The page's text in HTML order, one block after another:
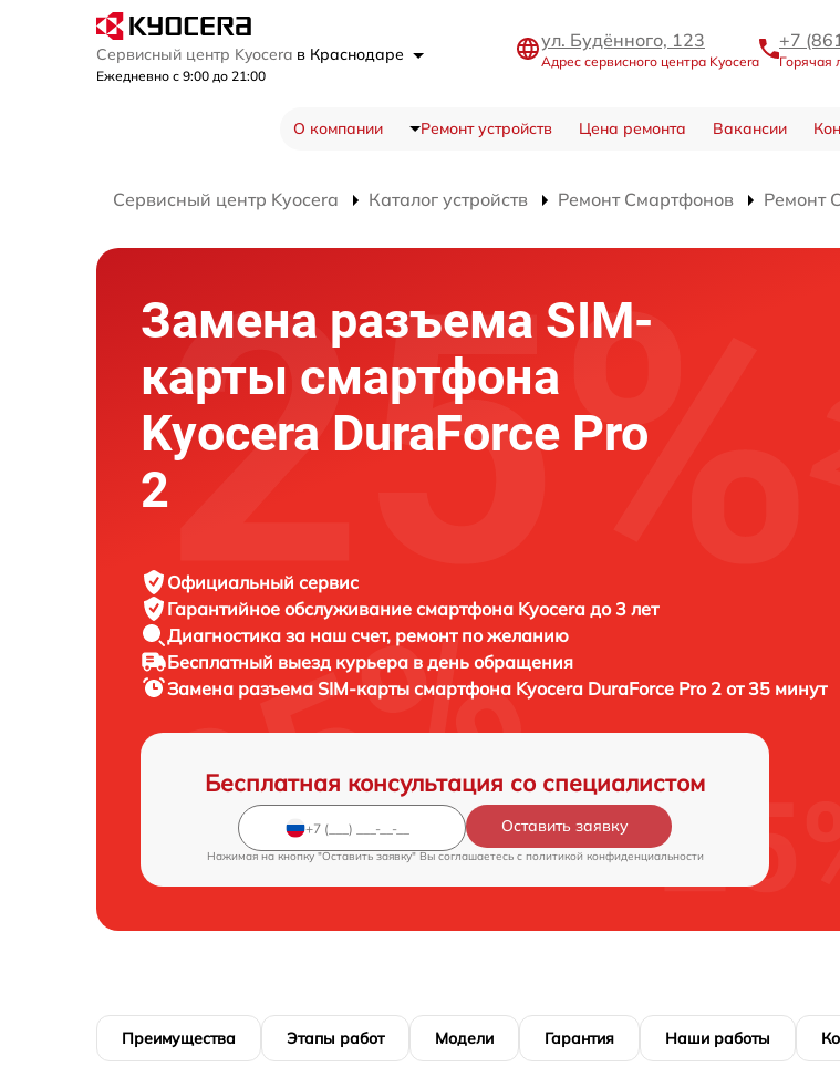
Сервисный центр Kyocera в Краснодаре
Ежедневно с 9:00 до 21:00
ул. Будённого, 123
Адрес сервисного центра Kyocera
+7
Горячая
О компании Ремонт устройств Цена ремонта Вакансии
Сервисный центр Kyocera Каталог устройств Ремонт Смартфонов Ремонт
Замена разъема SIM-
карты смартфона
Kyocera DuraForce Pro
2
Официальный сервис
Гарантийное обслуживание смартфона Kyocera до 3 лет
Диагностика за наш счет, ремонт по желанию
Бесплатный выезд курьера в день обращения
Замена разъема SIM-карты смартфона Kyocera DuraForce Pro 2 от 35 минут
Бесплатная консультация со специалистом
Оставить заявку
Нажимая на кнопку "Оставить заявку" Вы соглашаетесь c политикой конфиденциальности
Преимущества Этапы работ Модели Гарантия Наши работы